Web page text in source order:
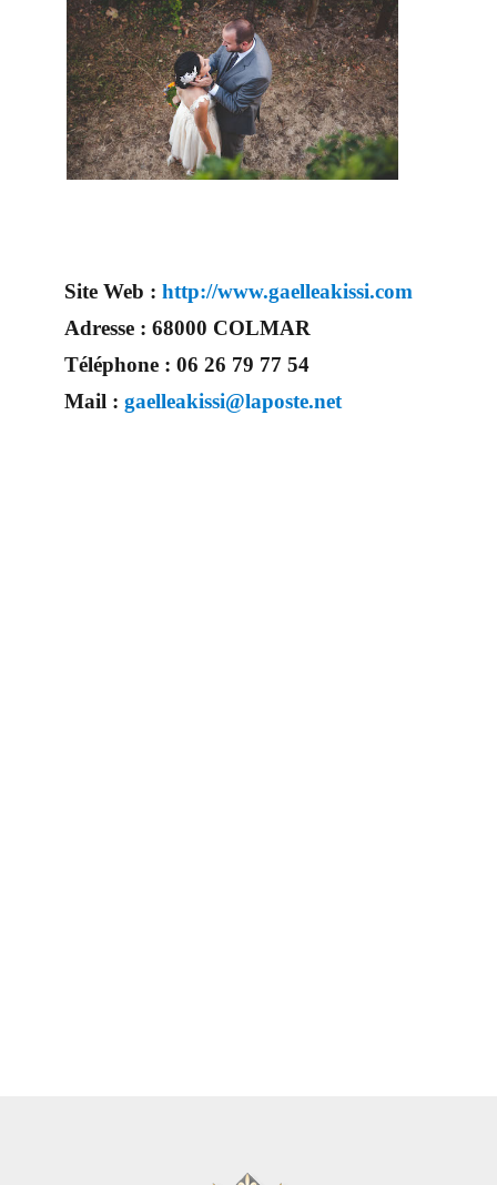
Site Web : http://www.gaelleakissi.com
Adresse : 68000 COLMAR
Téléphone : 06 26 79 77 54
Mail : gaelleakissi@laposte.net